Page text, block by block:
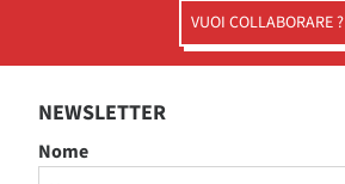
VUOI COLLABORARE ?
NEWSLETTER
Nome